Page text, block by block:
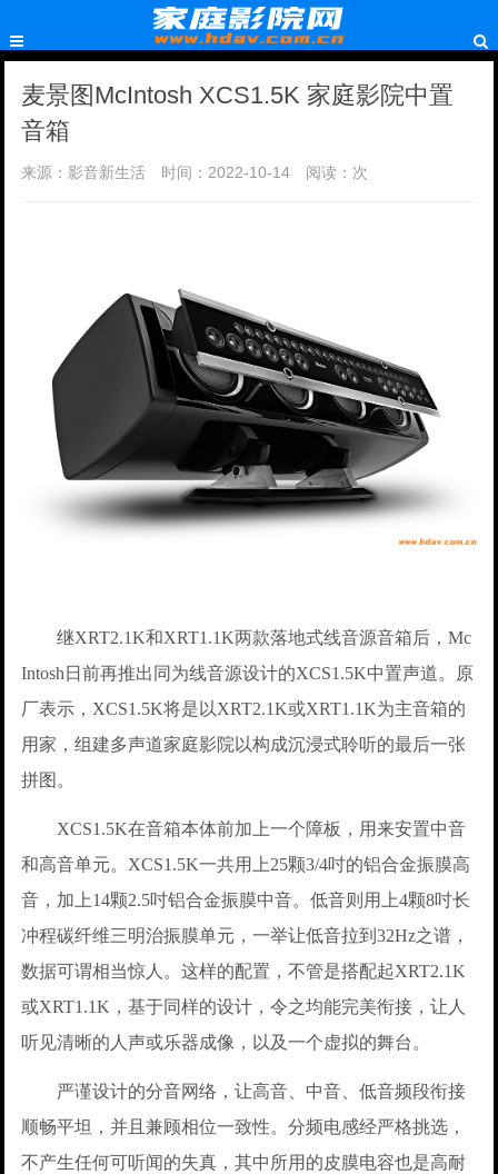
麦景图McIntosh XCS1.5K 家庭影院中置
音箱
来源：影音新生活 时间：2022-10-14 阅读： 次
继XRT2.1K和XRT1.1K两款落地式线音源音箱后，Mc
Intosh日前再推出同为线音源设计的XCS1.5K中置声道。原
厂表示，XCS1.5K将是以XRT2.1K或XRT1.1K为主音箱的
用家，组建多声道家庭影院以构成沉浸式聆听的最后一张
拼图。
XCS1.5K在音箱本体前加上一个障板，用来安置中音
和高音单元。XCS1.5K一共用上25颗3/4吋的铝合金振膜高
音，加上14颗2.5吋铝合金振膜中音。低音则用上4颗8吋长
冲程碳纤维三明治振膜单元，一举让低音拉到32Hz之谱，
数据可谓相当惊人。这样的配置，不管是搭配起XRT2.1K
或XRT1.1K，基于同样的设计，令之均能完美衔接，让人
听见清晰的人声或乐器成像，以及一个虚拟的舞台。
严谨设计的分音网络，让高音、中音、低音频段衔接
顺畅平坦，并且兼顾相位一致性。分频电感经严格挑选，
不产生任何可听闻的失真，其中所用的皮膜电容也是高耐